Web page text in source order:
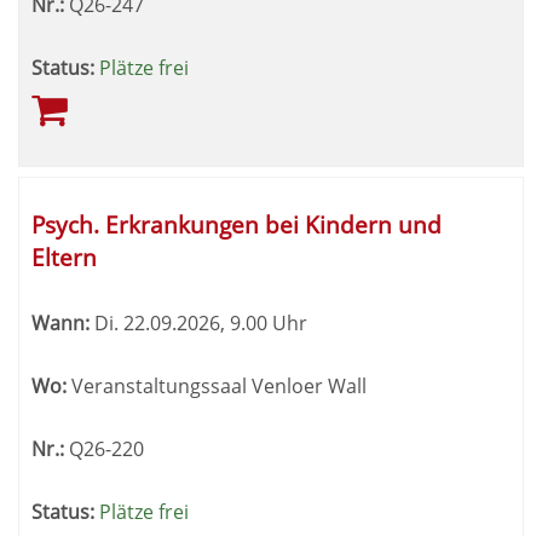
Status: Plätze frei
Psych. Erkrankungen bei Kindern und
Eltern
Wann: Di. 22.09.2026, 9.00 Uhr
Wo:Veranstaltungssaal Venloer Wall
Nr.: Q26-220
Status: Plätze frei